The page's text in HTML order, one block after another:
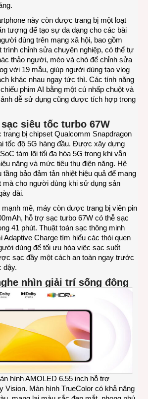
này còn được trang bị một loạt
tượng để tạo sự đa dạng cho các bài
dùng trên mạng xã hội, bao gồm
chỉnh sửa chuyên nghiệp, có thể tự
thảo người, mèo và chó để chỉnh sửa
với 19 mẫu, giúp người dùng tạo vlog
khác nhau ngay tức thì. Các tính năng
phim AI bằng một cú nhấp chuột và
dễ sử dụng cũng được tích hợp trong
siêu tốc turbo 67W
bị chipset Qualcomm Snapdragon
tốc độ 5G hàng đầu. Được xây dựng
tám lõi tối đa hóa 5G trong khi vẫn
năng và mức tiêu thụ điện năng. Hệ
tầng bảo đảm tản nhiệt hiệu quả để mang
mà cho người dùng khi sử dụng sản
dài.
mạnh mẽ, máy còn được trang bị viên pin
hỗ trợ sạc turbo 67W có thễ sạc
41 phút. Thuật toán sạc thông minh
Adaptive Charge tìm hiểu các thói quen
dùng để tối ưu hóa việc sạc suốt
sạc đầy một cách an toàn ngay trước
dậy.
nhìn giải trí sống động
hình AMOLED 6.55 inch hỗ trợ
Vision. Màn hình TrueColor có khả năng